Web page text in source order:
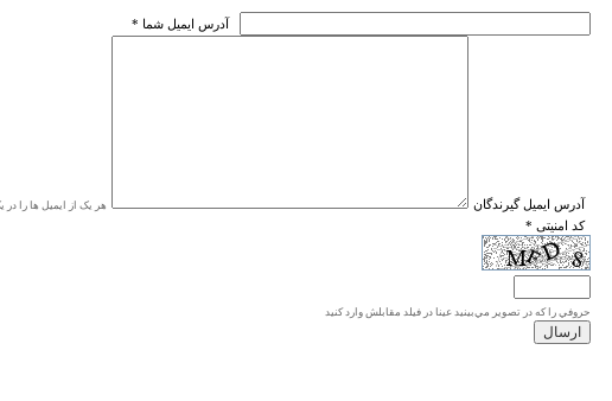
* آدرس ايميل شما
* آدرس ايميل گيرندگان هر یک از ایمیل ها را در یک
* کد امنیتی
حروفي را كه در تصوير مي‌بينيد عينا در فيلد مقابلش وارد كنيد